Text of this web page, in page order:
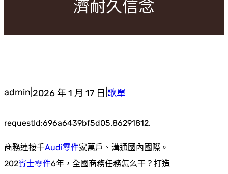
濟耐久信念
admin 2026 年 1 月 17 日 歌單
requestId:696a6439bf5d05.86291812.
商務連接千Audi零件家萬戶、溝通國內國際。
202賓士零件6年，全國商務任務怎么干？打造